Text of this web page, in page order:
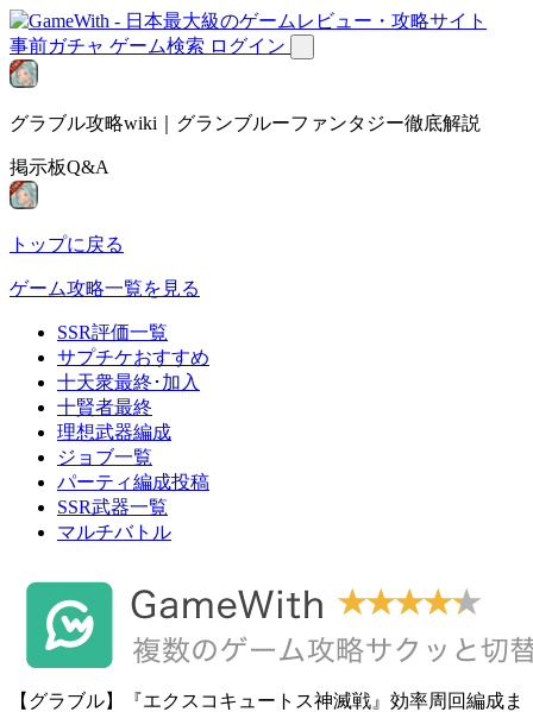
事前ガチャ ゲーム検索 ログイン
グラブル攻略wiki｜グランブルーファンタジー徹底解説
掲示板Q&A
トップに戻る
ゲーム攻略一覧を見る
SSR評価一覧
サプチケおすすめ
十天衆最終･加入
十賢者最終
理想武器編成
ジョブ一覧
パーティ編成投稿
SSR武器一覧
マルチバトル
【グラブル】『エクスコキュートス神滅戦』効率周回編成ま